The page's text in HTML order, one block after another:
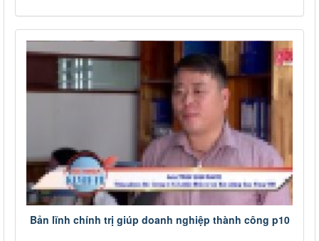
Bản lĩnh chính trị giúp doanh nghiệp thành công p10